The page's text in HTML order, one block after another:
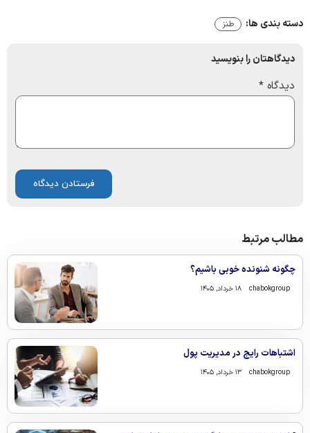
دسته بندی ها: طنز
دیدگاهتان را بنویسید
دیدگاه *
مطالب مرتبط
چگونه شنونده خوبی باشیم؟
chabokgroup ۱۸ خرداد, ۱۴۰۵
اشتباهات رایج در مدیریت پول
chabokgroup ۱۳ خرداد, ۱۴۰۵